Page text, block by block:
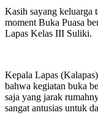
Kasih sayang keluarga
moment Buka Puasa
Lapas Kelas III Suliki.
Kepala Lapas
bahwa kegiatan buka
saja yang jarak
sangat antusias untuk